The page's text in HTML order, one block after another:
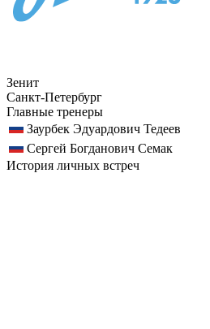
Зенит
Санкт-Петербург
Главные тренеры
Заурбек Эдуардович Тедеев
Сергей Богданович Семак
История личных встреч